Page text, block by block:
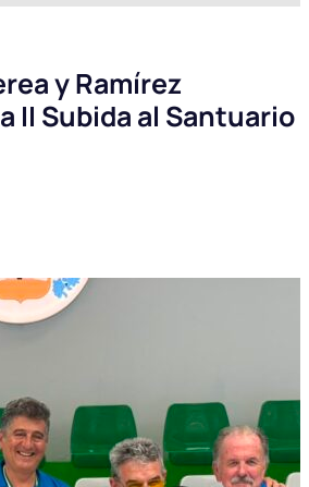
y Ramírez
II Subida al Santuario